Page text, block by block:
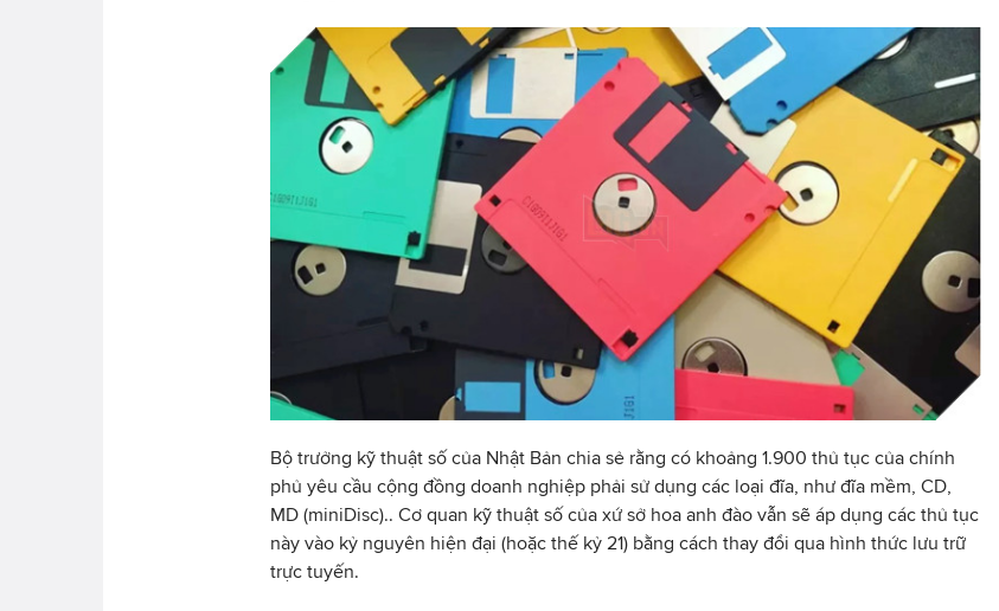
Bộ trưởng kỹ thuật số của Nhật Bản chia sẻ rằng có khoảng 1.900 thủ tục của chính
phủ yêu cầu cộng đồng doanh nghiệp phải sử dụng các loại đĩa, như đĩa mềm, CD,
MD (miniDisc).. Cơ quan kỹ thuật số của xứ sở hoa anh đào vẫn sẽ áp dụng các thủ tục
này vào kỷ nguyên hiện đại (hoặc thế kỷ 21) bằng cách thay đổi qua hình thức lưu trữ
trực tuyến.